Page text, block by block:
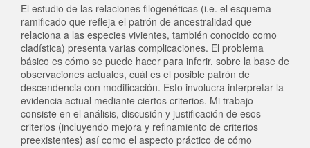
El estudio de las relaciones filogenéticas (i.e. el esquema
ramificado que refleja el patrón de ancestralidad que
relaciona a las especies vivientes, también conocido como
cladística) presenta varias complicaciones. El problema
básico es cómo se puede hacer para inferir, sobre la base de
observaciones actuales, cuál es el posible patrón de
descendencia con modificación. Esto involucra interpretar la
evidencia actual mediante ciertos criterios. Mi trabajo
consiste en el análisis, discusión y justificación de esos
criterios (incluyendo mejora y refinamiento de criterios
preexistentes) así como el aspecto práctico de cómo